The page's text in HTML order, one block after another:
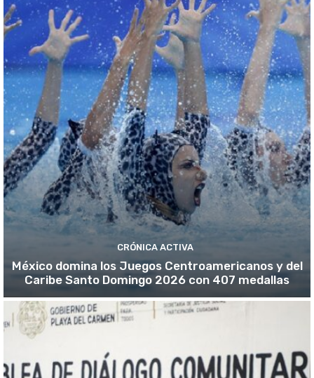
CRÓNICA ACTIVA
México domina los Juegos Centroamericanos y del
Caribe Santo Domingo 2026 con 407 medallas